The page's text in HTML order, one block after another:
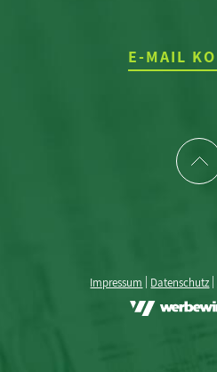
E-MAIL
Impressum Datenschutz